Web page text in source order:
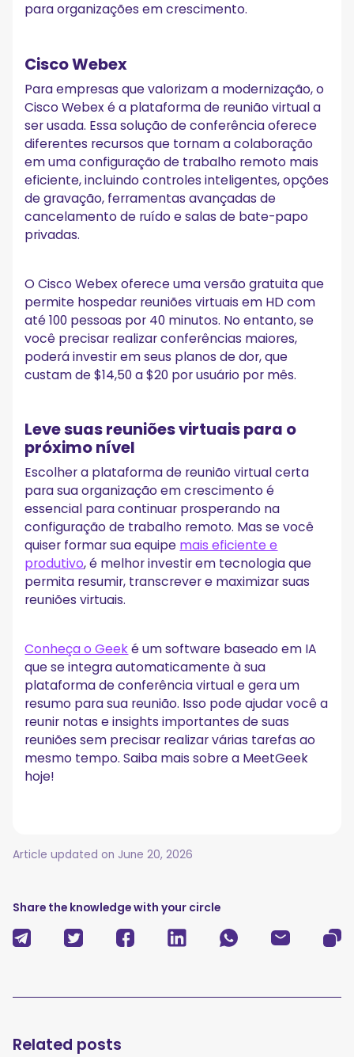
para organizações em crescimento.
Cisco Webex
Para empresas que valorizam a modernização, o
Cisco Webex é a plataforma de reunião virtual a
ser usada. Essa solução de conferência oferece
diferentes recursos que tornam a colaboração
em uma configuração de trabalho remoto mais
eficiente, incluindo controles inteligentes, opções
de gravação, ferramentas avançadas de
cancelamento de ruído e salas de bate-papo
privadas.
O Cisco Webex oferece uma versão gratuita que
permite hospedar reuniões virtuais em HD com
até 100 pessoas por 40 minutos. No entanto, se
você precisar realizar conferências maiores,
poderá investir em seus planos de dor, que
custam de $14,50 a $20 por usuário por mês.
Leve suas reuniões virtuais para o
próximo nível
Escolher a plataforma de reunião virtual certa
para sua organização em crescimento é
essencial para continuar prosperando na
configuração de trabalho remoto. Mas se você
quiser formar sua equipe mais eficiente e
produtivo, é melhor investir em tecnologia que
permita resumir, transcrever e maximizar suas
reuniões virtuais.
Conheça o Geeké um software baseado em IA
que se integra automaticamente à sua
plataforma de conferência virtual e gera um
resumo para sua reunião. Isso pode ajudar você a
reunir notas e insights importantes de suas
reuniões sem precisar realizar várias tarefas ao
mesmo tempo. Saiba mais sobre a MeetGeek
hoje!
Article updated on June 20, 2026
Share the knowledge with your circle
Related posts